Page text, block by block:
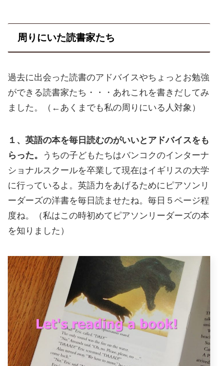
周りにいた読書家たち
過去に出会った読書のアドバイスやちょっとお勉強
ができる読書家たち・・・あれこれを書きだしてみ
ました。（←あくまでも私の周りにいる人対象）
１、英語の本を毎日読むのがいいとアドバイスをも
らった。
うちの子どもたちはバンコクのインターナ
ショナルスクールを卒業して現在はイギリスの大学
に行っているよ。英語力をあげるためにピアソンリ
ーダーズの洋書を毎日読ませたね。毎日５ページ程
度ね。（私はこの時初めてピアソンリーダーズの本
を知りました）